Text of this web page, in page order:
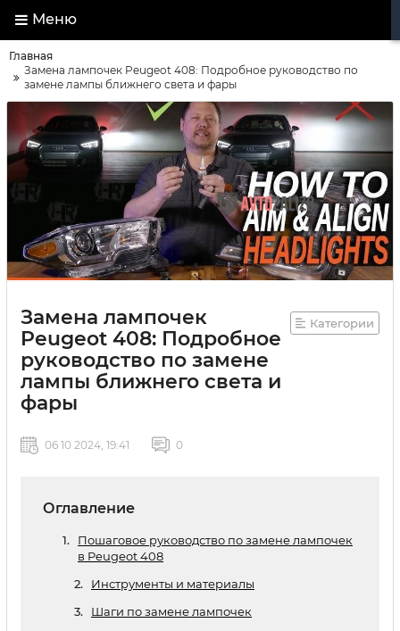
Меню
Главная
Замена лампочек Peugeot 408: Подробное руководство по
замене лампы ближнего света и фары
Замена лампочек
Peugeot 408: Подробное
руководство по замене
лампы ближнего света и
фары
Категории
06 10 2024, 19:41 0
Оглавление
Пошаговое руководство по замене лампочек
в Peugeot 408
Инструменты и материалы
Шаги по замене лампочек